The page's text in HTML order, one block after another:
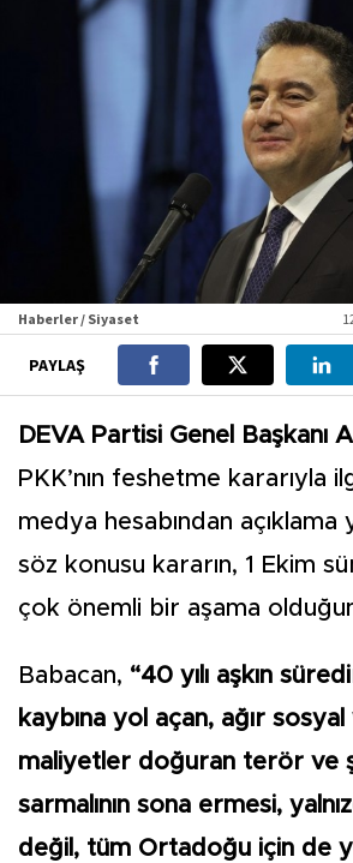
Haberler / Siyaset
PAYLAŞ
DEVA Partisi Genel Başkanı
PKK’nın feshetme kararıyla
medya hesabından açıklama
söz konusu kararın, 1 Ekim
çok önemli bir aşama
Babacan, “40 yılı aşkın
kaybına yol açan, ağır
maliyetler doğuran terör ve
sarmalının sona ermesi,
değil, tüm Ortadoğu için de